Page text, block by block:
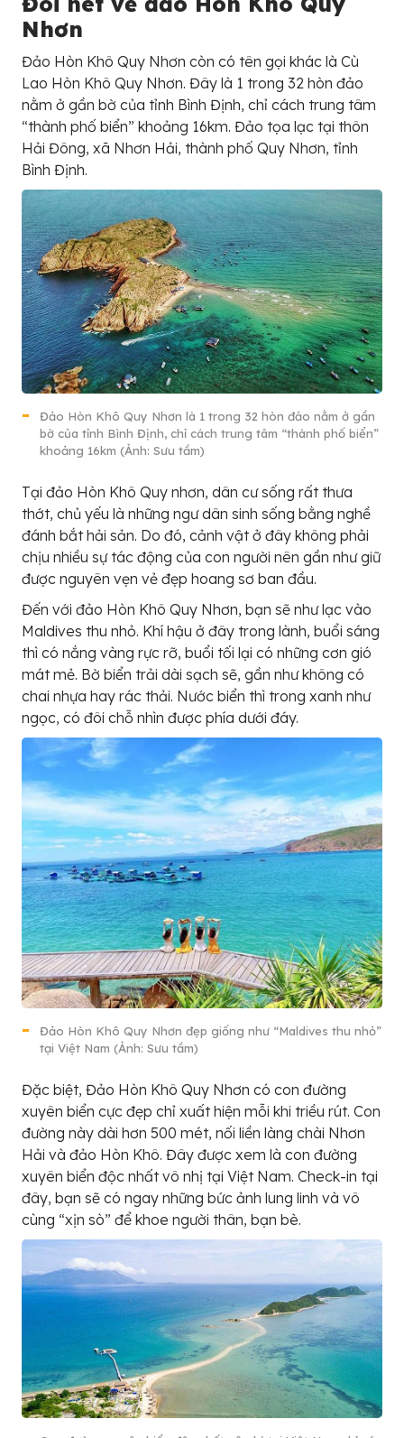
Nhơn
Đảo Hòn Khô Quy Nhơn còn có tên gọi khác là Cù
Lao Hòn Khô Quy Nhơn. Đây là 1 trong 32 hòn đảo
nằm ở gần bờ của tỉnh Bình Định, chỉ cách trung tâm
“thành phố biển” khoảng 16km. Đảo tọa lạc tại thôn
Hải Đông, xã Nhơn Hải, thành phố Quy Nhơn, tỉnh
Bình Định.
Đảo Hòn Khô Quy Nhơn là 1 trong 32 hòn đảo nằm ở gần
bờ của tỉnh Bình Định, chỉ cách trung tâm “thành phố biển”
khoảng 16km (Ảnh: Sưu tầm)
Tại đảo Hòn Khô Quy nhơn, dân cư sống rất thưa
thớt, chủ yếu là những ngư dân sinh sống bằng nghề
đánh bắt hải sản. Do đó, cảnh vật ở đây không phải
chịu nhiều sự tác động của con người nên gần như giữ
được nguyên vẹn vẻ đẹp hoang sơ ban đầu.
Đến với đảo Hòn Khô Quy Nhơn, bạn sẽ như lạc vào
Maldives thu nhỏ. Khí hậu ở đây trong lành, buổi sáng
thì có nắng vàng rực rỡ, buổi tối lại có những cơn gió
mát mẻ. Bờ biển trải dài sạch sẽ, gần như không có
chai nhựa hay rác thải. Nước biển thì trong xanh như
ngọc, có đôi chỗ nhìn được phía dưới đáy.
Đảo Hòn Khô Quy Nhơn đẹp giống như “Maldives thu nhỏ”
tại Việt Nam (Ảnh: Sưu tầm)
Đặc biệt, Đảo Hòn Khô Quy Nhơn có con đường
xuyên biển cực đẹp chỉ xuất hiện mỗi khi triều rút. Con
đường này dài hơn 500 mét, nối liền làng chài Nhơn
Hải và đảo Hòn Khô. Đây được xem là con đường
xuyên biển độc nhất vô nhị tại Việt Nam. Check-in tại
đây, bạn sẽ có ngay những bức ảnh lung linh và vô
cùng “xịn sò” để khoe người thân, bạn bè.